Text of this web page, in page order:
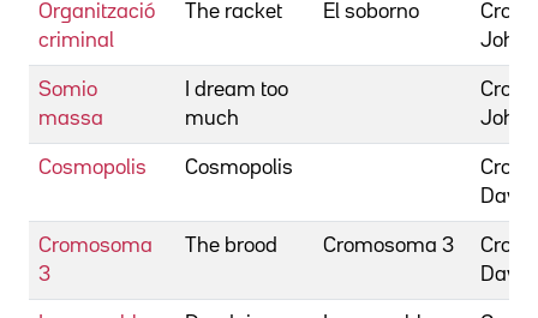
Organització
criminal
The racket El soborno
John
Somio
massa
I dream too
much
John
Cosmopolis Cosmopolis
David
Cromosoma
3
The brood Cromosoma 3
David